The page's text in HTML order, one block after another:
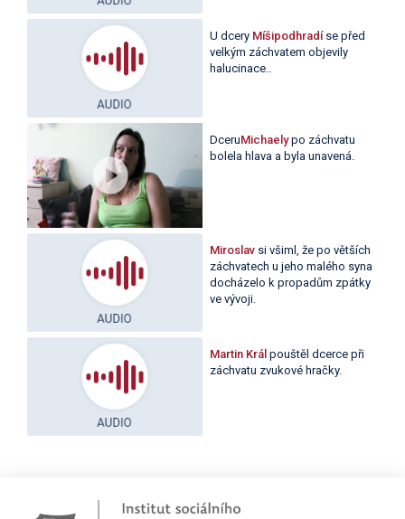
U dcery Míšipodhradíse před
velkým záchvatem objevily
halucinace..
DceruMichaelypo záchvatu
bolela hlava a byla unavená.
Miroslavsi všiml, že po větších
záchvatech u jeho malého syna
docházelo k propadům zpátky
ve vývoji.
Martin Král pouštěl dcerce při
záchvatu zvukové hračky.